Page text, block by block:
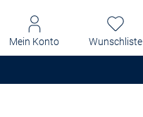
Mein Konto Wunschliste